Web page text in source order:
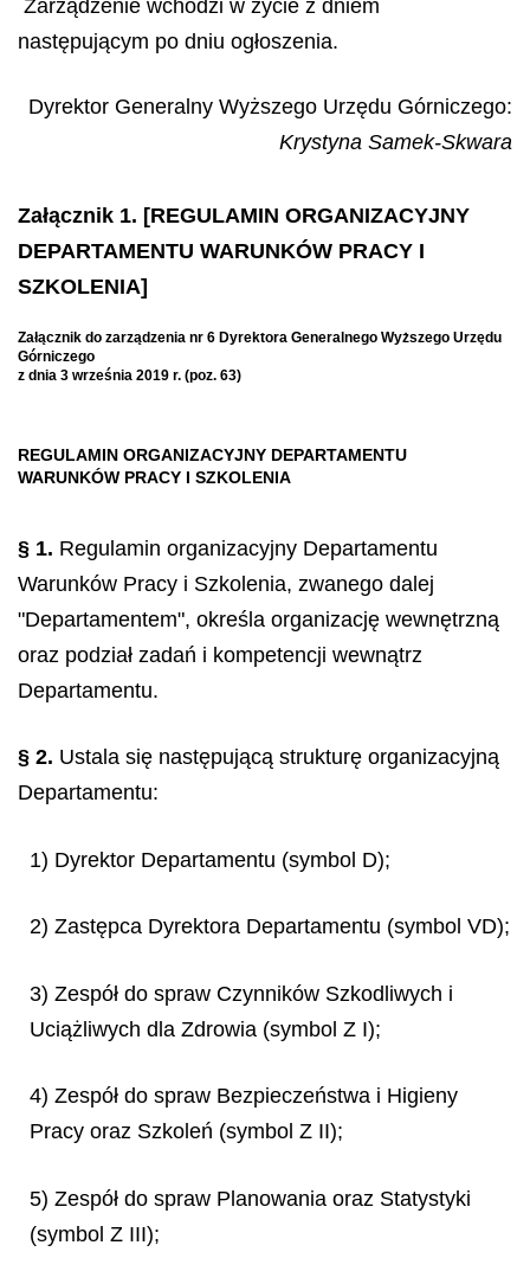
Zarządzenie wchodzi w życie z dniem
następującym po dniu ogłoszenia.
Dyrektor Generalny Wyższego Urzędu Górniczego:
Krystyna Samek-Skwara
Załącznik 1. [REGULAMIN ORGANIZACYJNY
DEPARTAMENTU WARUNKÓW PRACY I
SZKOLENIA]
Załącznik do zarządzenia nr 6 Dyrektora Generalnego Wyższego Urzędu
Górniczego
z dnia 3 września 2019 r. (poz. 63)
REGULAMIN ORGANIZACYJNY DEPARTAMENTU
WARUNKÓW PRACY I SZKOLENIA
§ 1. Regulamin organizacyjny Departamentu
Warunków Pracy i Szkolenia, zwanego dalej
"Departamentem", określa organizację wewnętrzną
oraz podział zadań i kompetencji wewnątrz
Departamentu.
§ 2. Ustala się następującą strukturę organizacyjną
Departamentu:
1) Dyrektor Departamentu (symbol D);
2) Zastępca Dyrektora Departamentu (symbol VD);
3) Zespół do spraw Czynników Szkodliwych i
Uciążliwych dla Zdrowia (symbol Z I);
4) Zespół do spraw Bezpieczeństwa i Higieny
Pracy oraz Szkoleń (symbol Z II);
5) Zespół do spraw Planowania oraz Statystyki
(symbol Z III);